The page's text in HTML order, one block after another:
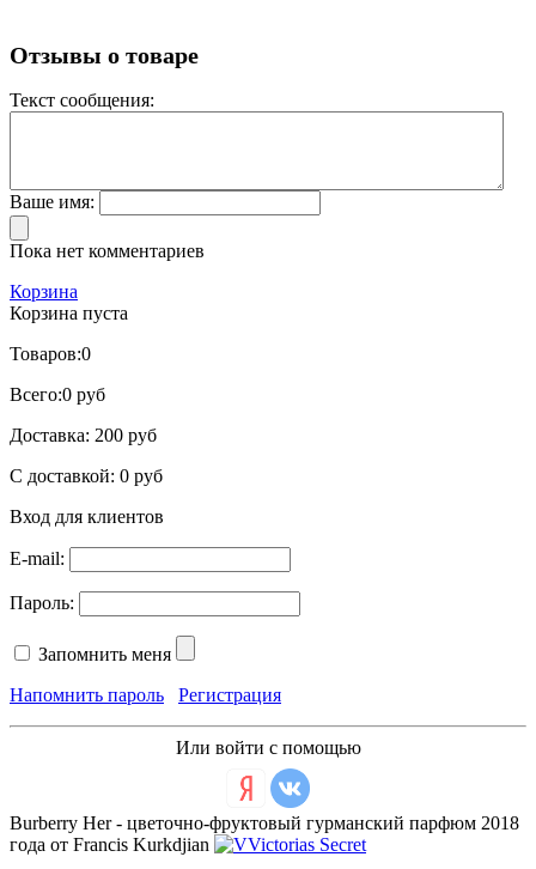
Отзывы о товаре
Текст сообщения:
Ваше имя:
Пока нет комментариев
Корзина
Корзина пуста
Товаров:0
Всего:0 руб
Доставка: 200 руб
С доставкой: 0 руб
Вход для клиентов
E-mail:
Пароль:
Запомнить меня
Напомнить пароль
Регистрация
Или войти с помощью
Burberry Her - цветочно-фруктовый гурманский парфюм 2018
года от Francis Kurkdjian